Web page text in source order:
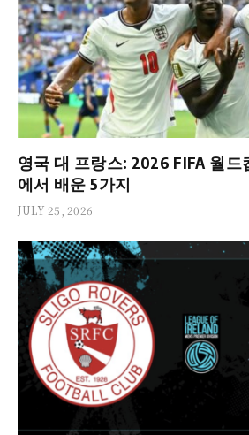
영국 대 프랑스: 2026 FIFA 월드
에서 배운 5가지
JULY 25, 2026